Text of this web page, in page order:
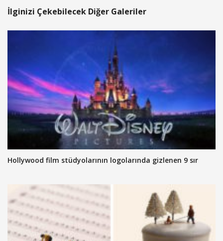
İlginizi Çekebilecek Diğer Galeriler
Hollywood film stüdyolarının logolarında gizlenen 9 sır